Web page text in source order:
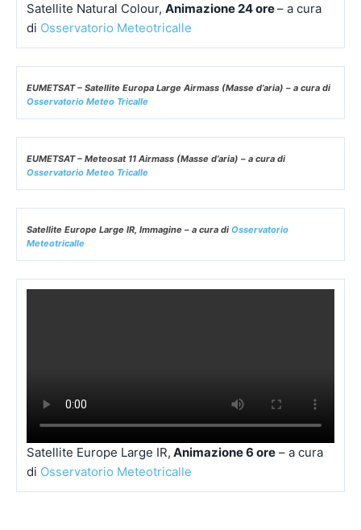
Satellite Natural Colour, Animazione 24 ore– a cura
di Osservatorio Meteotricalle
EUMETSAT – Satellite Europa Large Airmass (Masse d’aria) – a cura di
Osservatorio Meteo Tricalle
EUMETSAT – Meteosat 11 Airmass (Masse d’aria) – a cura di
Osservatorio Meteo Tricalle
Satellite Europe Large IR, Immagine – a cura di Osservatorio
Meteotricalle
Satellite Europe Large IR, Animazione 6 ore – a cura
di Osservatorio Meteotricalle